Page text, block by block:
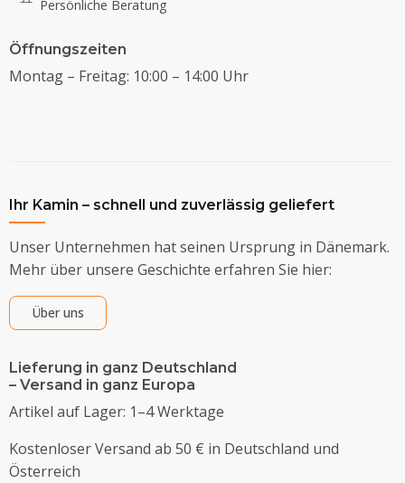
Persönliche Beratung
Öffnungszeiten
Montag – Freitag: 10:00 – 14:00 Uhr
Ihr Kamin – schnell und zuverlässig geliefert
Unser Unternehmen hat seinen Ursprung in Dänemark.
Mehr über unsere Geschichte erfahren Sie hier:
Über uns
Lieferung in ganz Deutschland
– Versand in ganz Europa
Artikel auf Lager: 1–4 Werktage
Kostenloser Versand ab 50 € in Deutschland und
Österreich